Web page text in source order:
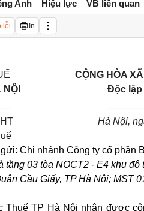
Anh Hiệu lực VB liên quan
lỗi In
CỘNG HÒA
Độc lập
Hà Nội,
Chi nhánh Công ty cổ phần
tầng 03 tòa NOCT2 - E4 khu đô
Cầu Giấy, TP Hà Nội; MST
Thuế TP Hà Nội nhận được